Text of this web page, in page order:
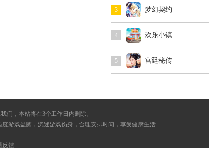
3 梦幻契约
4 欢乐小镇
5 宫廷秘传
们，本站将在3个工作日内删除。
游戏益脑，沉迷游戏伤身，合理安排时间，享受健康生活
反馈